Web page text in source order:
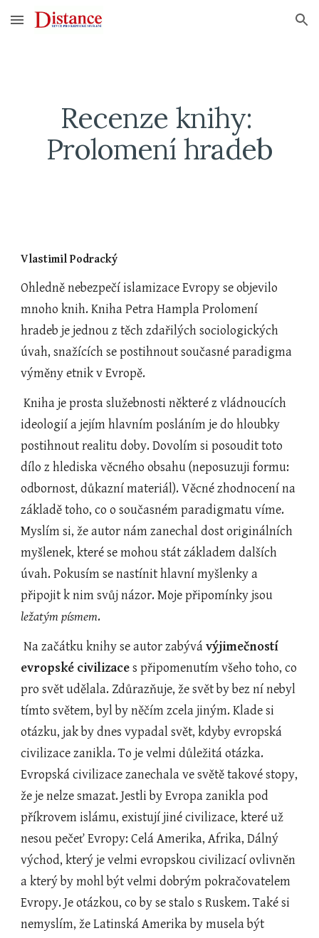
Skip to main content Skip to navigation
Recenze knihy:
Prolomení hradeb
Vlastimil Podracký
Ohledně nebezpečí islamizace Evropy se objevilo
mnoho knih. Kniha Petra Hampla Prolomení
hradeb je jednou z těch zdařilých sociologických
úvah, snažících se postihnout současné paradigma
výměny etnik v Evropě.
Kniha je prosta služebnosti některé z vládnoucích
ideologií a jejím hlavním posláním je do hloubky
postihnout realitu doby. Dovolím si posoudit toto
dílo z hlediska věcného obsahu (neposuzuji formu:
odbornost, důkazní materiál). Věcné zhodnocení na
základě toho, co o současném paradigmatu víme.
Myslím si, že autor nám zanechal dost originálních
myšlenek, které se mohou stát základem dalších
úvah. Pokusím se nastínit hlavní myšlenky a
ležatým písmem.
Na začátku knihy se autor zabývá výjimečností
evropské civilizace s připomenutím všeho toho, co
pro svět udělala. Zdůrazňuje, že svět by bez ní nebyl
tímto světem, byl by něčím zcela jiným. Klade si
otázku, jak by dnes vypadal svět, kdyby evropská
civilizace zanikla. To je velmi důležitá otázka.
Evropská civilizace zanechala ve světě takové stopy,
že je nelze smazat. Jestli by Evropa zanikla pod
příkrovem islámu, existují jiné civilizace, které už
nesou pečeť Evropy: Celá Amerika, Afrika, Dálný
východ, který je velmi evropskou civilizací ovlivněn
a který by mohl být velmi dobrým pokračovatelem
Evropy. Je otázkou, co by se stalo s Ruskem. Také si
nemyslím, že Latinská Amerika by musela být